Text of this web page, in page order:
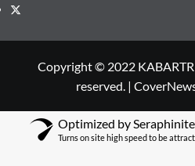
Twitter
Copyright © 2022
reserved. |
Optimized by
Turns on site high speed to be